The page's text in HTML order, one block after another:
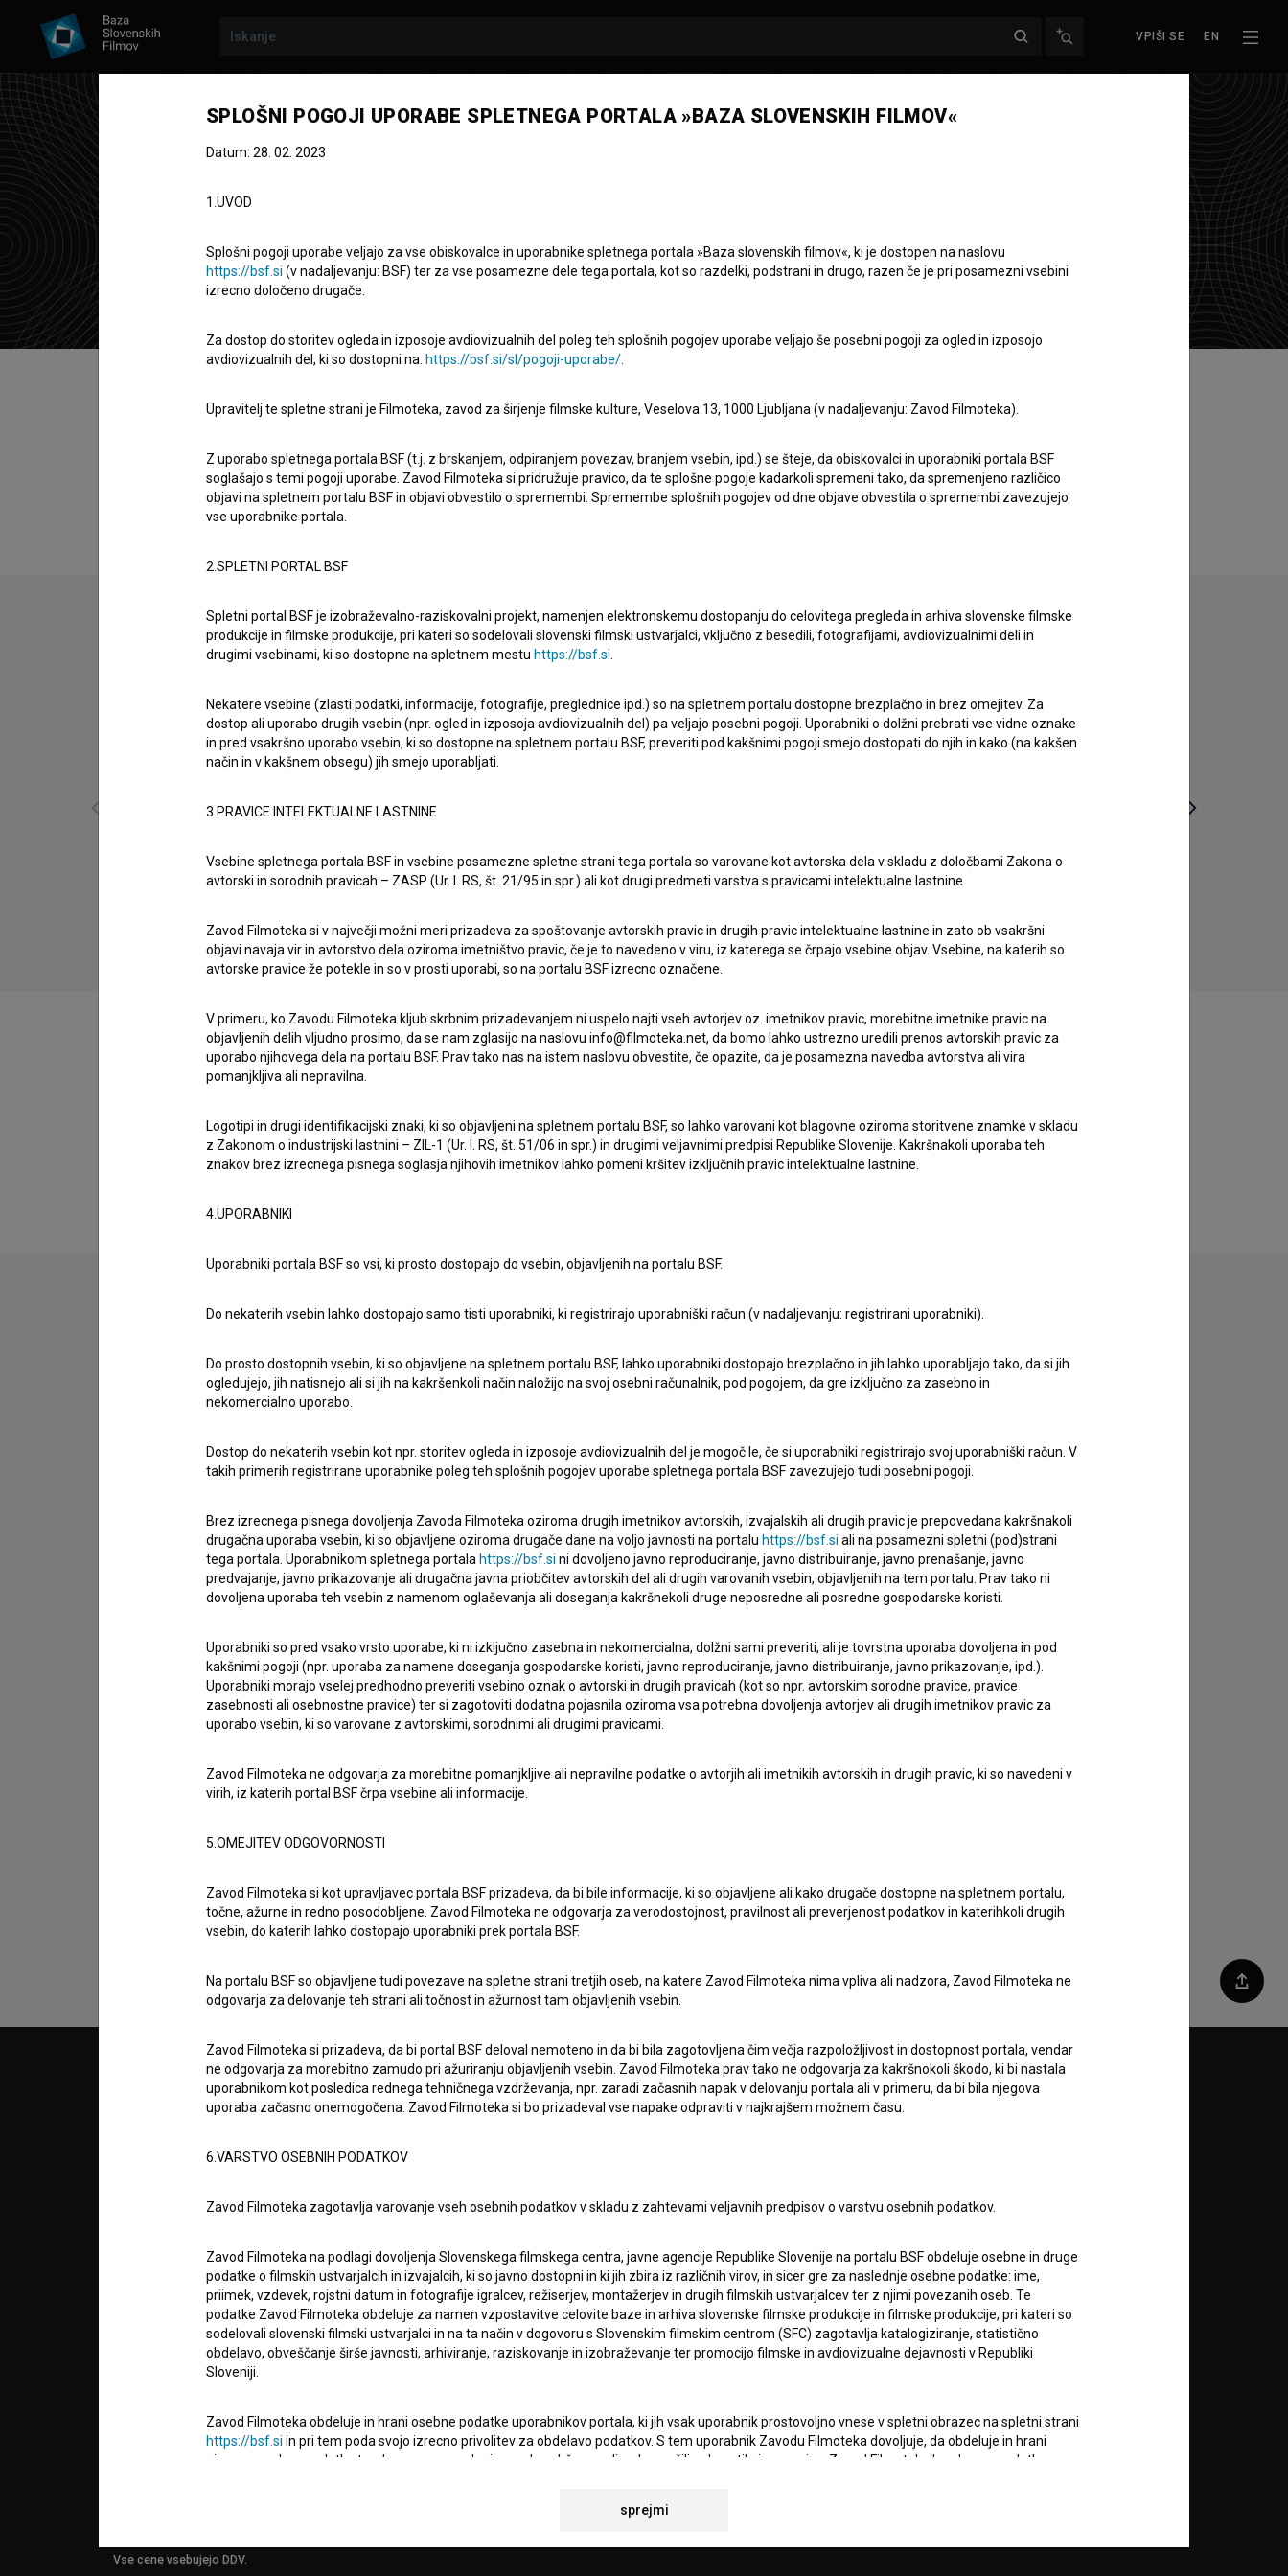
VPIŠI SE EN
Barbara Babič je nastopajoča. Najodmevnejši projekti, kjer je nastopila, soVeter v mreži (1989) , Srečno!
Tantadruj (1994).
Oglejte si
Imperceptible (2018) Svojilni zaimki (2017) Po isti poti se ne vračaj (1965)
Filmografija (8)
Razširjeni podatki
Stik z uredništvom
Spoštovani, s pomočjo spodnjega obrazca lahko stopite v stik z uredništvom Baze slovenskih filmov. Veseli bomo vaših odzivov.
imam vprašanje
želim dodati podatke
Sprejemamsplošne pogojein dajem
Deli
© 2018-2026, Filmoteka,
zavod za širjenje filmske kulture
Tehnična pomoč: podpora@bsf.si
Projekt sofinancira:
PARTNERJI
O PROJEKTU
STATISTIKA
KONTAKT
VPRAŠANJA
PRIJAVITE SE NA BSF NOVIČNIK:
PRIJAVA
Sledite nam na:
TRR: SI56 6100 0001 5706
684,
ali s kreditno kartico:
Vse cene vsebujejo DDV.
SPLOŠNI POGOJI UPORABE SPLETNEGA PORTALA »BAZA SLOVENSKIH FILMOV«
Datum: 28. 02. 2023
1.UVOD
Splošni pogoji uporabe veljajo za vse obiskovalce in uporabnike spletnega portala »Baza slovenskih filmov«, ki je dostopen na naslovu
https://bsf.si (v nadaljevanju: BSF) ter za vse posamezne dele tega portala, kot so razdelki, podstrani in drugo, razen če je pri posamezni vsebini
izrecno določeno drugače.
Za dostop do storitev ogleda in izposoje avdiovizualnih del poleg teh splošnih pogojev uporabe veljajo še posebni pogoji za ogled in izposojo
avdiovizualnih del, ki so dostopni na: https://bsf.si/sl/pogoji-uporabe/
Upravitelj te spletne strani je Filmoteka, zavod za širjenje filmske kulture, Veselova 13, 1000 Ljubljana (v nadaljevanju: Zavod Filmoteka).
Z uporabo spletnega portala BSF (t.j. z brskanjem, odpiranjem povezav, branjem vsebin, ipd.) se šteje, da obiskovalci in uporabniki portala BSF
soglašajo s temi pogoji uporabe. Zavod Filmoteka si pridružuje pravico, da te splošne pogoje kadarkoli spremeni tako, da spremenjeno različico
objavi na spletnem portalu BSF in objavi obvestilo o spremembi. Spremembe splošnih pogojev od dne objave obvestila o spremembi zavezujejo
vse uporabnike portala.
2.SPLETNI PORTAL BSF
Spletni portal BSF je izobraževalno-raziskovalni projekt, namenjen elektronskemu dostopanju do celovitega pregleda in arhiva slovenske filmske
produkcije in filmske produkcije, pri kateri so sodelovali slovenski filmski ustvarjalci, vključno z besedili, fotografijami, avdiovizualnimi deli in
drugimi vsebinami, ki so dostopne na spletnem mestu https://bsf.si
Nekatere vsebine (zlasti podatki, informacije, fotografije, preglednice ipd.) so na spletnem portalu dostopne brezplačno in brez omejitev. Za
dostop ali uporabo drugih vsebin (npr. ogled in izposoja avdiovizualnih del) pa veljajo posebni pogoji. Uporabniki o dolžni prebrati vse vidne oznake
in pred vsakršno uporabo vsebin, ki so dostopne na spletnem portalu BSF, preveriti pod kakšnimi pogoji smejo dostopati do njih in kako (na kakšen
način in v kakšnem obsegu) jih smejo uporabljati.
3.PRAVICE INTELEKTUALNE LASTNINE
Vsebine spletnega portala BSF in vsebine posamezne spletne strani tega portala so varovane kot avtorska dela v skladu z določbami Zakona o
avtorski in sorodnih pravicah – ZASP (Ur. l. RS, št. 21/95 in spr.) ali kot drugi predmeti varstva s pravicami intelektualne lastnine.
Zavod Filmoteka si v največji možni meri prizadeva za spoštovanje avtorskih pravic in drugih pravic intelektualne lastnine in zato ob vsakršni
objavi navaja vir in avtorstvo dela oziroma imetništvo pravic, če je to navedeno v viru, iz katerega se črpajo vsebine objav. Vsebine, na katerih so
avtorske pravice že potekle in so v prosti uporabi, so na portalu BSF izrecno označene.
V primeru, ko Zavodu Filmoteka kljub skrbnim prizadevanjem ni uspelo najti vseh avtorjev oz. imetnikov pravic, morebitne imetnike pravic na
objavljenih delih vljudno prosimo, da se nam zglasijo na naslovu info@filmoteka.net, da bomo lahko ustrezno uredili prenos avtorskih pravic za
uporabo njihovega dela na portalu BSF. Prav tako nas na istem naslovu obvestite, če opazite, da je posamezna navedba avtorstva ali vira
pomanjkljiva ali nepravilna.
Logotipi in drugi identifikacijski znaki, ki so objavljeni na spletnem portalu BSF, so lahko varovani kot blagovne oziroma storitvene znamke v skladu
z Zakonom o industrijski lastnini – ZIL-1 (Ur. l. RS, št. 51/06 in spr.) in drugimi veljavnimi predpisi Republike Slovenije. Kakršnakoli uporaba teh
znakov brez izrecnega pisnega soglasja njihovih imetnikov lahko pomeni kršitev izključnih pravic intelektualne lastnine.
4.UPORABNIKI
Uporabniki portala BSF so vsi, ki prosto dostopajo do vsebin, objavljenih na portalu BSF.
Do nekaterih vsebin lahko dostopajo samo tisti uporabniki, ki registrirajo uporabniški račun (v nadaljevanju: registrirani uporabniki).
Do prosto dostopnih vsebin, ki so objavljene na spletnem portalu BSF, lahko uporabniki dostopajo brezplačno in jih lahko uporabljajo tako, da si jih
ogledujejo, jih natisnejo ali si jih na kakršenkoli način naložijo na svoj osebni računalnik, pod pogojem, da gre izključno za zasebno in
nekomercialno uporabo.
Dostop do nekaterih vsebin kot npr. storitev ogleda in izposoje avdiovizualnih del je mogoč le, če si uporabniki registrirajo svoj uporabniški račun. V
takih primerih registrirane uporabnike poleg teh splošnih pogojev uporabe spletnega portala BSF zavezujejo tudi posebni pogoji.
Brez izrecnega pisnega dovoljenja Zavoda Filmoteka oziroma drugih imetnikov avtorskih, izvajalskih ali drugih pravic je prepovedana kakršnakoli
drugačna uporaba vsebin, ki so objavljene oziroma drugače dane na voljo javnosti na portalu https://bsf.si ali na posamezni spletni (pod)strani
tega portala. Uporabnikom spletnega portala https://bsf.si ni dovoljeno javno reproduciranje, javno distribuiranje, javno prenašanje, javno
predvajanje, javno prikazovanje ali drugačna javna priobčitev avtorskih del ali drugih varovanih vsebin, objavljenih na tem portalu. Prav tako ni
dovoljena uporaba teh vsebin z namenom oglaševanja ali doseganja kakršnekoli druge neposredne ali posredne gospodarske koristi.
Uporabniki so pred vsako vrsto uporabe, ki ni izključno zasebna in nekomercialna, dolžni sami preveriti, ali je tovrstna uporaba dovoljena in pod
kakšnimi pogoji (npr. uporaba za namene doseganja gospodarske koristi, javno reproduciranje, javno distribuiranje, javno prikazovanje, ipd.).
Uporabniki morajo vselej predhodno preveriti vsebino oznak o avtorski in drugih pravicah (kot so npr. avtorskim sorodne pravice, pravice
zasebnosti ali osebnostne pravice) ter si zagotoviti dodatna pojasnila oziroma vsa potrebna dovoljenja avtorjev ali drugih imetnikov pravic za
uporabo vsebin, ki so varovane z avtorskimi, sorodnimi ali drugimi pravicami.
Zavod Filmoteka ne odgovarja za morebitne pomanjkljive ali nepravilne podatke o avtorjih ali imetnikih avtorskih in drugih pravic, ki so navedeni v
virih, iz katerih portal BSF črpa vsebine ali informacije.
5.OMEJITEV ODGOVORNOSTI
Zavod Filmoteka si kot upravljavec portala BSF prizadeva, da bi bile informacije, ki so objavljene ali kako drugače dostopne na spletnem portalu,
točne, ažurne in redno posodobljene. Zavod Filmoteka ne odgovarja za verodostojnost, pravilnost ali preverjenost podatkov in katerihkoli drugih
vsebin, do katerih lahko dostopajo uporabniki prek portala BSF.
Na portalu BSF so objavljene tudi povezave na spletne strani tretjih oseb, na katere Zavod Filmoteka nima vpliva ali nadzora, Zavod Filmoteka ne
odgovarja za delovanje teh strani ali točnost in ažurnost tam objavljenih vsebin.
Zavod Filmoteka si prizadeva, da bi portal BSF deloval nemoteno in da bi bila zagotovljena čim večja razpoložljivost in dostopnost portala, vendar
ne odgovarja za morebitno zamudo pri ažuriranju objavljenih vsebin. Zavod Filmoteka prav tako ne odgovarja za kakršnokoli škodo, ki bi nastala
uporabnikom kot posledica rednega tehničnega vzdrževanja, npr. zaradi začasnih napak v delovanju portala ali v primeru, da bi bila njegova
uporaba začasno onemogočena. Zavod Filmoteka si bo prizadeval vse napake odpraviti v najkrajšem možnem času.
6.VARSTVO OSEBNIH PODATKOV
Zavod Filmoteka zagotavlja varovanje vseh osebnih podatkov v skladu z zahtevami veljavnih predpisov o varstvu osebnih podatkov.
Zavod Filmoteka na podlagi dovoljenja Slovenskega filmskega centra, javne agencije Republike Slovenije na portalu BSF obdeluje osebne in druge
podatke o filmskih ustvarjalcih in izvajalcih, ki so javno dostopni in ki jih zbira iz različnih virov, in sicer gre za naslednje osebne podatke: ime,
priimek, vzdevek, rojstni datum in fotografije igralcev, režiserjev, montažerjev in drugih filmskih ustvarjalcev ter z njimi povezanih oseb. Te
podatke Zavod Filmoteka obdeluje za namen vzpostavitve celovite baze in arhiva slovenske filmske produkcije in filmske produkcije, pri kateri so
sodelovali slovenski filmski ustvarjalci in na ta način v dogovoru s Slovenskim filmskim centrom (SFC) zagotavlja katalogiziranje, statistično
obdelavo, obveščanje širše javnosti, arhiviranje, raziskovanje in izobraževanje ter promocijo filmske in avdiovizualne dejavnosti v Republiki
Sloveniji.
Zavod Filmoteka obdeluje in hrani osebne podatke uporabnikov portala, ki jih vsak uporabnik prostovoljno vnese v spletni obrazec na spletni strani
https://bsf.si in pri tem poda svojo izrecno privolitev za obdelavo podatkov. S tem uporabnik Zavodu Filmoteka dovoljuje, da obdeluje in hrani
njegove osebne podatke ter da mu na navedeni e-naslov občasno ali redno pošilja obvestila in e-novice. Zavod Filmoteka bo zbrane podatke o
narave, z novostmi na spletnem mestu BSF ter za statistične, marketinške in druge analize in raziskave v zvezi z uporabniki spletnega mesta, pri
sprejmi